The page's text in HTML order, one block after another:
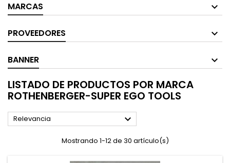
MARCAS
PROVEEDORES
BANNER
LISTADO DE PRODUCTOS POR MARCA
ROTHENBERGER-SUPER EGO TOOLS
Relevancia 
Mostrando 1-12 de 30 artículo(s)